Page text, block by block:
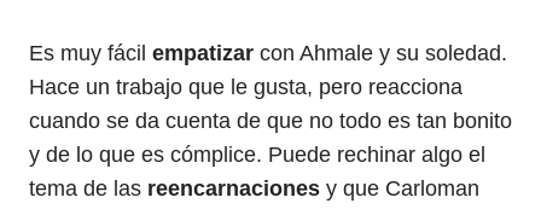
Es muy fácil empatizar con Ahmale y su soledad.
Hace un trabajo que le gusta, pero reacciona
cuando se da cuenta de que no todo es tan bonito
y de lo que es cómplice. Puede rechinar algo el
tema de las reencarnaciones y que Carloman